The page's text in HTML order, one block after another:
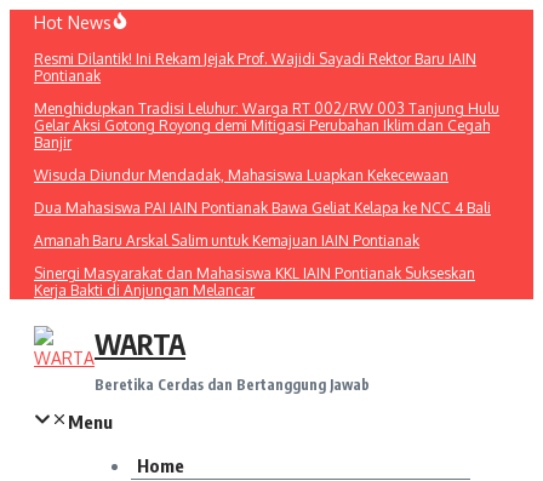
Lewati
konten
Hot News
Resmi Dilantik! Ini Rekam Jejak Prof. Wajidi Sayadi Rektor Baru IAIN
Pontianak
Menghidupkan Tradisi Leluhur: Warga RT 002/RW 003 Tanjung Hulu
Gelar Aksi Gotong Royong demi Mitigasi Perubahan Iklim dan Cegah
Banjir
Wisuda Diundur Mendadak, Mahasiswa Luapkan Kekecewaan
Dua Mahasiswa PAI IAIN Pontianak Bawa Geliat Kelapa ke NCC 4 Bali
Amanah Baru Arskal Salim untuk Kemajuan IAIN Pontianak
Sinergi Masyarakat dan Mahasiswa KKL IAIN Pontianak Sukseskan
Kerja Bakti di Anjungan Melancar
WARTA
Beretika Cerdas dan Bertanggung Jawab
Menu
Home